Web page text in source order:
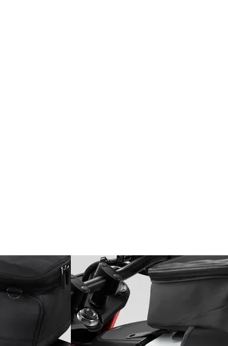
Hornet Konfor Paketi